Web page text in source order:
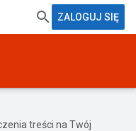
ZALOGUJ SIĘ
treści na Twój